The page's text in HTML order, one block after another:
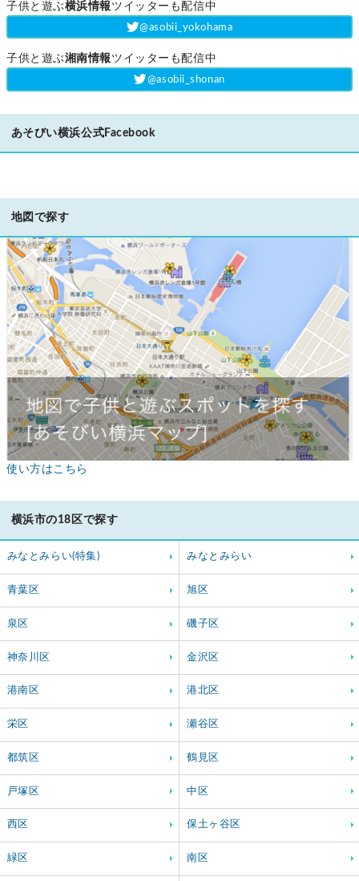
子供と遊ぶ横浜情報ツイッターも配信中
‎@asobii_yokohama
子供と遊ぶ湘南情報ツイッターも配信中
‎@asobii_shonan
あそびい横浜公式Facebook
地図で探す
使い方はこちら
横浜市の18区で探す
みなとみらい(特集) みなとみらい
青葉区 旭区
泉区 磯子区
神奈川区 金沢区
港南区 港北区
栄区 瀬谷区
都筑区 鶴見区
戸塚区 中区
西区 保土ヶ谷区
緑区 南区